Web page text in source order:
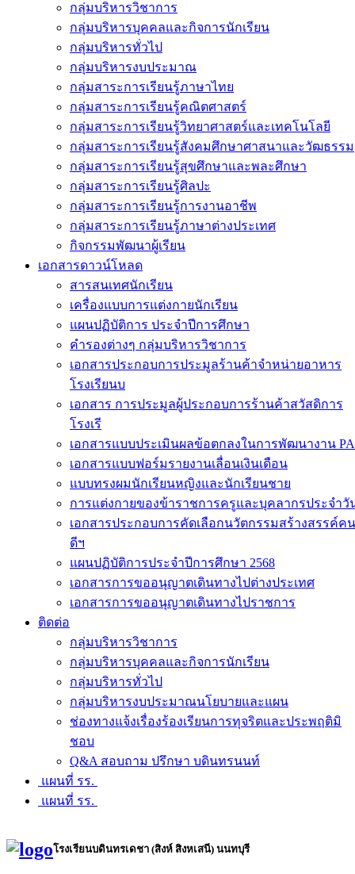
กลุ่มบริหารวิชาการ
กลุ่มบริหารบุคคลและกิจการนักเรียน
กลุ่มบริหารทั่วไป
กลุ่มบริหารงบประมาณ
กลุ่มสาระการเรียนรู้ภาษาไทย
กลุ่มสาระการเรียนรู้คณิตศาสตร์
กลุ่มสาระการเรียนรู้วิทยาศาสตร์และเทคโนโลยี
กลุ่มสาระการเรียนรู้สังคมศึกษาศาสนาและวัฒธรรม
กลุ่มสาระการเรียนรู้สุขศึกษาและพละศึกษา
กลุ่มสาระการเรียนรู้ศิลปะ
กลุ่มสาระการเรียนรู้การงานอาชีพ
กลุ่มสาระการเรียนรู้ภาษาต่างประเทศ
กิจกรรมพัฒนาผู้เรียน
เอกสารดาวน์โหลด
สารสนเทศนักเรียน
เครื่องแบบการแต่งกายนักเรียน
แผนปฏิบัติการ ประจำปีการศึกษา
คำรองต่างๆ กลุ่มบริหารวิชาการ
เอกสารประกอบการประมูลร้านค้าจำหน่ายอาหาร
โรงเรียนบ
เอกสาร การประมูลผู้ประกอบการร้านค้าสวัสดิการ
โรงเรี
เอกสารแบบประเมินผลข้อตกลงในการพัฒนางาน PA
เอกสารแบบฟอร์มรายงานเลื่อนเงินเดือน
แบบทรงผมนักเรียนหญิงและนักเรียนชาย
การแต่งกายของข้าราชการครูและบุคลากรประจำวั
เอกสารประกอบการคัดเลือกนวัตกรรมสร้างสรรค์คน
ดีฯ
แผนปฏิบัติการประจำปีการศึกษา 2568
เอกสารการขออนุญาตเดินทางไปต่างประเทศ
เอกสารการขออนุญาตเดินทางไปราชการ
ติดต่อ
กลุ่มบริหารวิชาการ
กลุ่มบริหารบุคคลและกิจการนักเรียน
กลุ่มบริหารทั่วไป
กลุ่มบริหารงบประมาณนโยบายและแผน
ช่องทางแจ้งเรื่องร้องเรียนการทุจริตและประพฤติมิ
ชอบ
Q&A สอบถาม ปรึกษา บดินทรนนท์
แผนที่ รร.
แผนที่ รร.
โรงเรียนบดินทรเดชา (สิงห์ สิงหเสนี) นนทบุรี